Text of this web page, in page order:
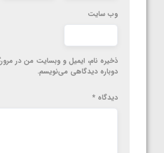
وب‌ سایت
ذخیره نام، ایمیل و وبسایت من در
دوباره دیدگاهی می‌نویسم.
دیدگاه *